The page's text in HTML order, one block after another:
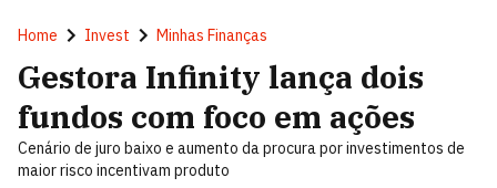
Home Invest Minhas Finanças
Gestora Infinity lança dois
fundos com foco em ações
Cenário de juro baixo e aumento da procura por investimentos de
maior risco incentivam produto